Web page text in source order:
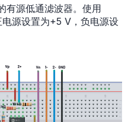
有源低通滤波器。使用
源设置为+5 V，负电源设